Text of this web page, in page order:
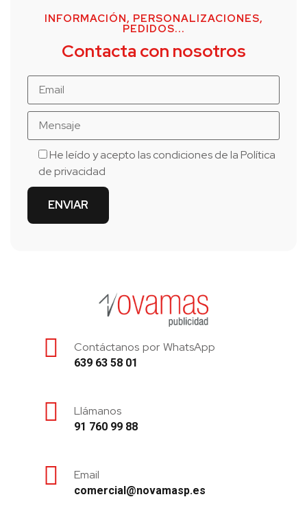
INFORMACIÓN, PERSONALIZACIONES,
PEDIDOS...
Contacta con nosotros
He leído y acepto las condiciones de laPolítica
de privacidad
Contáctanos por WhatsApp
639 63 58 01
Llámanos
91 760 99 88
Email
comercial@novamasp.es